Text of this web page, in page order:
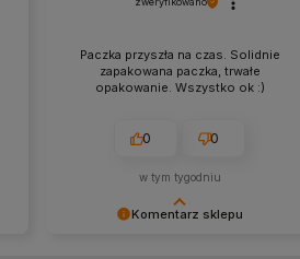
Komentarz sklepu
Paczka przyszła na czas. Solidnie
zapakowana paczka, trwałe
opakowanie. Wszystko ok :)
0 0
w tym tygodniu